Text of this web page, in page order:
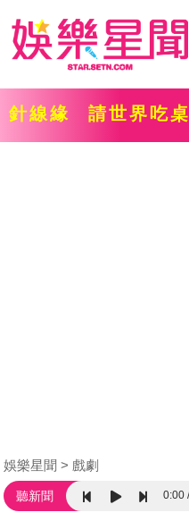
針線緣 請世界吃桌
娛樂星聞 戲劇
聽新聞 0:00